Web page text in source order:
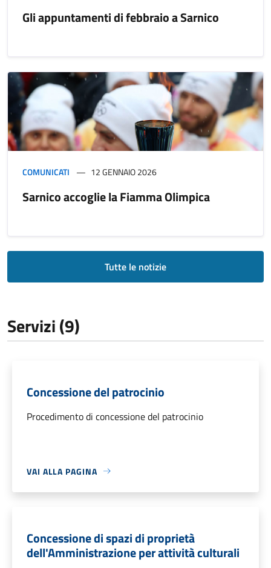
Gli appuntamenti di febbraio a Sarnico
COMUNICATI 12 GENNAIO 2026
Sarnico accoglie la Fiamma Olimpica
Tutte le notizie
Servizi (9)
Concessione del patrocinio
Procedimento di concessione del patrocinio
VAI ALLA PAGINA
Concessione di spazi di proprietà
dell'Amministrazione per attività culturali